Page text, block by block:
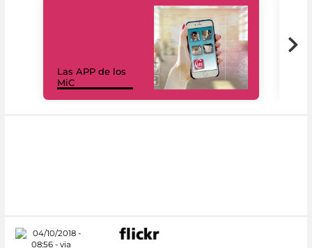
Las APP de los
MiC